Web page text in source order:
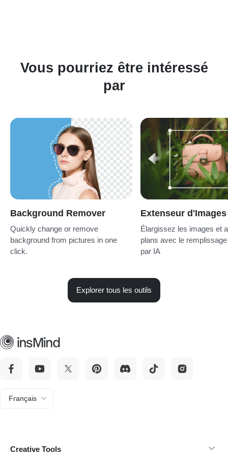
Vous pourriez être intéressé
par
Background Remover
Quickly change or remove
background from pictures in one
click.
Extenseur
Élargissez les images et
plans avec le
par IA
Explorer tous les outils
Français
Creative Tools